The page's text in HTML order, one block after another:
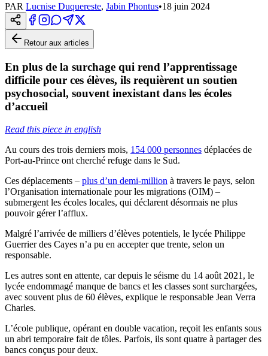
PAR Lucnise Duquereste, Jabin Phontus•18 juin 2024
Retour aux articles
En plus de la surchage qui rend l’apprentissage
difficile pour ces élèves, ils requièrent un soutien
psychosocial, souvent inexistant dans les écoles
d’accueil
Read this piece in english
Au cours des trois derniers mois, 154 000 personnes déplacées de
Port-au-Prince ont cherché refuge dans le Sud.
Ces déplacements – plus d’un demi-million à travers le pays, selon
l’Organisation internationale pour les migrations (OIM) –
submergent les écoles locales, qui déclarent désormais ne plus
pouvoir gérer l’afflux.
Malgré l’arrivée de milliers d’élèves potentiels, le lycée Philippe
Guerrier des Cayes n’a pu en accepter que trente, selon un
responsable.
Les autres sont en attente, car depuis le séisme du 14 août 2021, le
lycée endommagé manque de bancs et les classes sont surchargées,
avec souvent plus de 60 élèves, explique le responsable Jean Verra
Charles.
L’école publique, opérant en double vacation, reçoit les enfants sous
un abri temporaire fait de tôles. Parfois, ils sont quatre à partager des
bancs conçus pour deux.